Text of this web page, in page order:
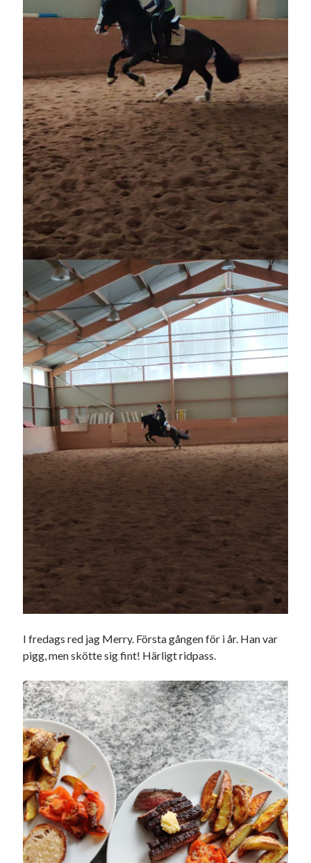
januari 2023
december 2022
november 2022
oktober 2022
september 2022
augusti 2022
juli 2022
juni 2022
maj 2022
april 2022
mars 2022
februari 2022
januari 2022
december 2021
november 2021
oktober 2021
september 2021
Logga in
I fredags red jag Merry. Första gången för i år. Han var
pigg, men skötte sig fint! Härligt ridpass.